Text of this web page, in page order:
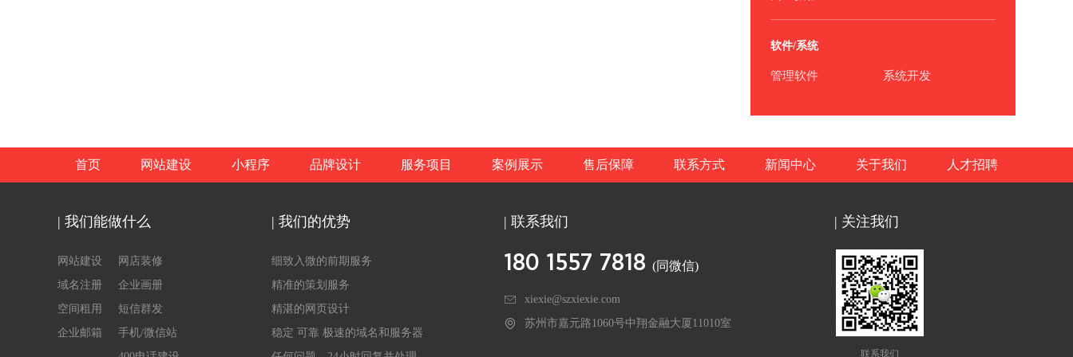
软件/系统
管理软件 系统开发
首页 网站建设 小程序 品牌设计 服务项目 案例展示 售后保障 联系方式 新闻中心 关于我们 人才招聘
| 我们能做什么
网站建设
域名注册
空间租用
企业邮箱
网店装修
企业画册
短信群发
手机/微信站
| 我们的优势
细致入微的前期服务
精准的策划服务
精湛的网页设计
稳定 可靠 极速的域名和服务器
| 联系我们
180 1557 7818(同微信)
xiexie@szxiexie.com
苏州市嘉元路1060号中翔金融大厦11010室
| 关注我们
联系我们